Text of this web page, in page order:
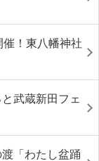
催！東八幡神社
武蔵新田フェ
「わたし盆踊